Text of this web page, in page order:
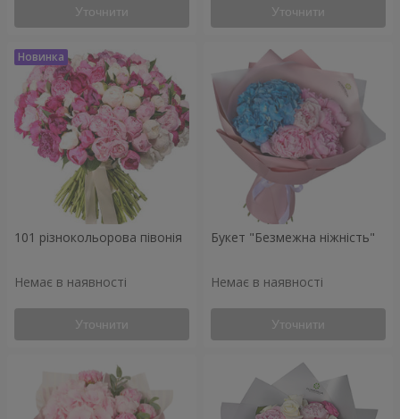
Уточнити Уточнити
101 різнокольорова півонія
Немає в наявності
Уточнити
Букет "Безмежна ніжність"
Немає в наявності
Уточнити